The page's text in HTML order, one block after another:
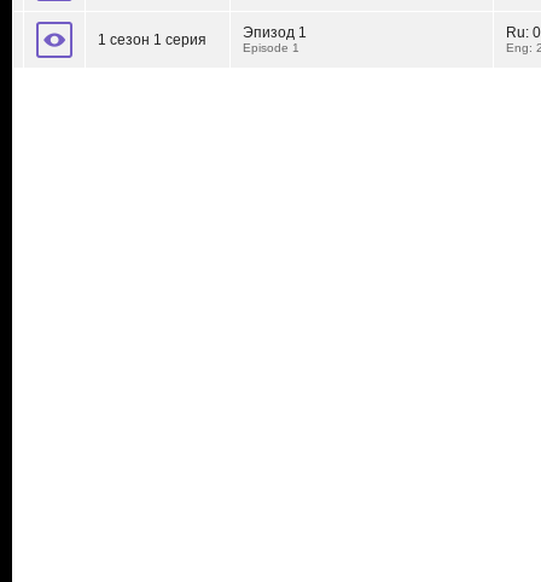
1 сезон 1 серия Эпизод 1
Episode 1
Ru:
Eng: